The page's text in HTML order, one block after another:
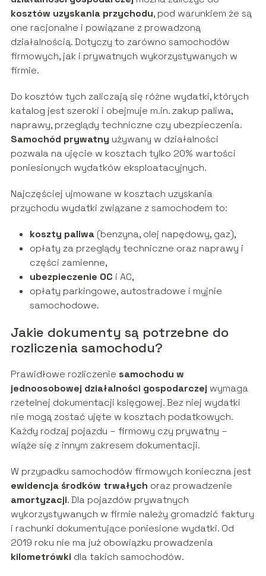
kosztów uzyskania przychodu, pod warunkiem że są
one racjonalne i powiązane z prowadzoną
działalnością. Dotyczy to zarówno samochodów
firmowych, jak i prywatnych wykorzystywanych w
firmie.
Do kosztów tych zaliczają się różne wydatki, których
katalog jest szeroki i obejmuje m.in. zakup paliwa,
naprawy, przeglądy techniczne czy ubezpieczenia.
Samochód prywatny używany w działalności
pozwala na ujęcie w kosztach tylko 20% wartości
poniesionych wydatków eksploatacyjnych.
Najczęściej ujmowane w kosztach uzyskania
przychodu wydatki związane z samochodem to:
koszty paliwa(benzyna, olej napędowy, gaz),
opłaty za przeglądy techniczne oraz naprawy i
części zamienne,
ubezpieczenie OC i AC,
opłaty parkingowe, autostradowe i myjnie
samochodowe.
Jakie dokumenty są potrzebne do
rozliczenia samochodu?
Prawidłowe rozliczenie samochodu w
jednoosobowej działalności gospodarczej wymaga
rzetelnej dokumentacji księgowej. Bez niej wydatki
nie mogą zostać ujęte w kosztach podatkowych.
Każdy rodzaj pojazdu – firmowy czy prywatny –
wiąże się z innym zakresem dokumentacji.
W przypadku samochodów firmowych konieczna jest
ewidencja środków trwałych oraz prowadzenie
amortyzacji. Dla pojazdów prywatnych
wykorzystywanych w firmie należy gromadzić faktury
i rachunki dokumentujące poniesione wydatki. Od
2019 roku nie ma już obowiązku prowadzenia
kilometrówki dla takich samochodów.